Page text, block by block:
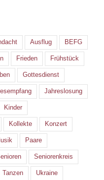
Ausflug BEFG
Frieden Frühstück
Gottesdienst
Jahreslosung
Kinder
Kollekte Konzert
Paare
Seniorenkreis
Tanzen Ukraine